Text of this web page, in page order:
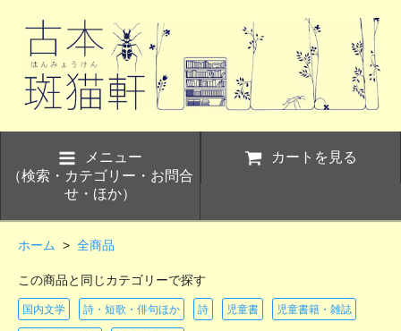
メニュー
（検索・カテゴリー・お問合
せ・ほか）
カートを見る
ホーム > 全商品
この商品と同じカテゴリーで探す
国内文学 詩・短歌・俳句ほか 詩 児童書 児童書籍・雑誌